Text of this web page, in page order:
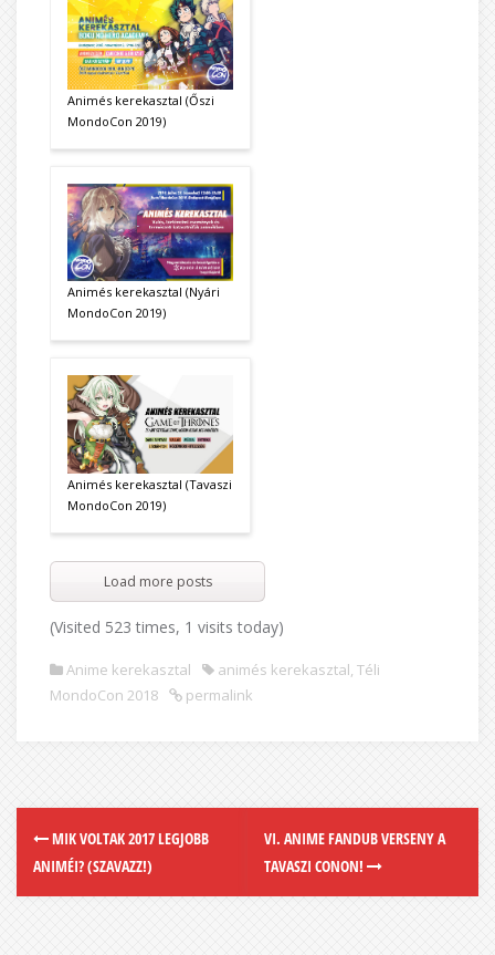
Animés kerekasztal (Őszi
MondoCon 2019)
Animés kerekasztal (Nyári
MondoCon 2019)
Animés kerekasztal (Tavaszi
MondoCon 2019)
Load more posts
(Visited 523 times, 1 visits today)
Anime kerekasztal animés kerekasztal, Téli
MondoCon 2018
permalink
MIK VOLTAK 2017 LEGJOBB
ANIMÉI? (SZAVAZZ!)
VI. ANIME FANDUB VERSENY A
TAVASZI CONON!